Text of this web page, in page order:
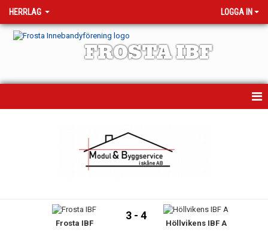
HERRLAG LOGGA IN
FROSTA IBF
Frosta IBF
3 - 4
Höllvikens IBF A